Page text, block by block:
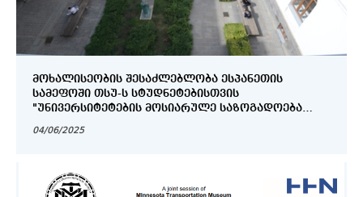
ᲛᲝᲮᲐᲚᲘᲡᲔᲝᲑᲘᲡ ᲨᲔᲡᲐᲫᲚᲔᲑᲚᲝᲑᲐ ᲔᲡᲞᲐᲜᲔᲗᲘᲡ
ᲡᲐᲛᲔᲤᲝᲨᲘ ᲗᲡᲣ-Ს ᲡᲢᲣᲓᲜᲔᲢᲔᲑᲘᲡᲗᲕᲘᲡ
"ᲣᲜᲘᲕᲔᲠᲡᲘᲢᲔᲢᲔᲑᲘᲡ ᲛᲝᲡᲘᲐᲠᲣᲚᲔ ᲡᲐᲖᲝᲒᲐᲓᲝᲔᲑᲐ
04/06/2025